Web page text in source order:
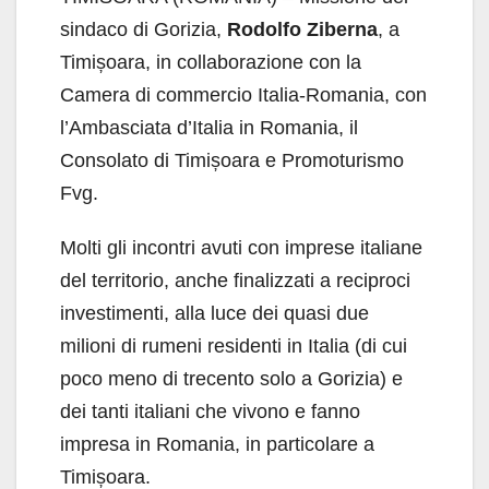
sindaco di Gorizia, Rodolfo Ziberna, a
Timișoara, in collaborazione con la
Camera di commercio Italia-Romania, con
l’Ambasciata d’Italia in Romania, il
Consolato di Timișoara e Promoturismo
Fvg.
Molti gli incontri avuti con imprese italiane
del territorio, anche finalizzati a reciproci
investimenti, alla luce dei quasi due
milioni di rumeni residenti in Italia (di cui
poco meno di trecento solo a Gorizia) e
dei tanti italiani che vivono e fanno
impresa in Romania, in particolare a
Timișoara.